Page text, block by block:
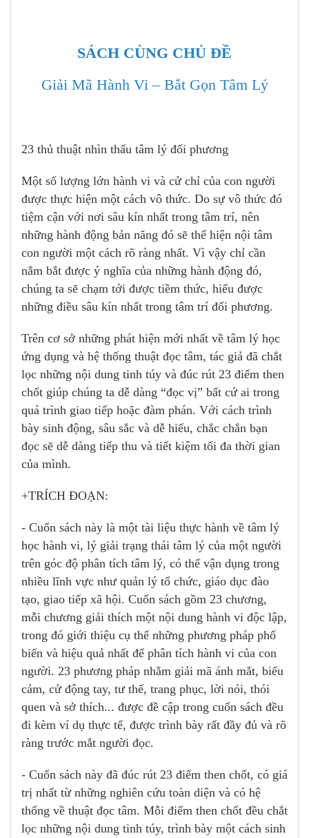
SÁCH CÙNG CHỦ ĐỀ
Giải Mã Hành Vi – Bắt Gọn Tâm Lý
23 thủ thuật nhìn thấu tâm lý đối phương
Một số lượng lớn hành vi và cử chỉ của con người
được thực hiện một cách vô thức. Do sự vô thức đó
tiệm cận với nơi sâu kín nhất trong tâm trí, nên
những hành động bản năng đó sẽ thể hiện nội tâm
con người một cách rõ ràng nhất. Vì vậy chỉ cần
nắm bắt được ý nghĩa của những hành động đó,
chúng ta sẽ chạm tới được tiềm thức, hiểu được
những điều sâu kín nhất trong tâm trí đối phương.
Trên cơ sở những phát hiện mới nhất về tâm lý học
ứng dụng và hệ thống thuật đọc tâm, tác giả đã chắt
lọc những nội dung tinh túy và đúc rút 23 điểm then
chốt giúp chúng ta dễ dàng “đọc vị” bất cứ ai trong
quá trình giao tiếp hoặc đàm phán. Với cách trình
bày sinh động, sâu sắc và dễ hiểu, chắc chắn bạn
đọc sẽ dễ dàng tiếp thu và tiết kiệm tối đa thời gian
của mình.
+TRÍCH ĐOẠN:
- Cuốn sách này là một tài liệu thực hành về tâm lý
học hành vi, lý giải trạng thái tâm lý của một người
trên góc độ phân tích tâm lý, có thể vận dụng trong
nhiều lĩnh vực như quản lý tổ chức, giáo dục đào
tạo, giao tiếp xã hội. Cuốn sách gồm 23 chương,
mỗi chương giải thích một nội dung hành vi độc lập,
trong đó giới thiệu cụ thể những phương pháp phổ
biến và hiệu quả nhất để phân tích hành vi của con
người. 23 phương pháp nhằm giải mã ánh mắt, biểu
cảm, cử động tay, tư thế, trang phục, lời nói, thói
quen và sở thích... được đề cập trong cuốn sách đều
đi kèm ví dụ thực tế, được trình bày rất đầy đủ và rõ
ràng trước mắt người đọc.
- Cuốn sách này đã đúc rút 23 điểm then chốt, có giá
trị nhất từ những nghiên cứu toàn diện và có hệ
thống về thuật đọc tâm. Mỗi điểm then chốt đều chắt
lọc những nội dung tinh túy, trình bày một cách sinh